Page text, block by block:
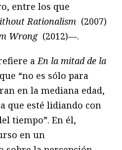
entre los que
Rationalism (2007)
Wrong (2012)—.
aEn la mitad de la
“no es sólo para
en la mediana edad,
que esté lidiando con
tiempo”. En él,
en un